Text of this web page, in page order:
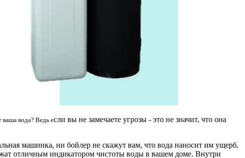
ваша вода? Ведь если вы не замечаете угрозы - это не значит, что она
машинка, ни бойлер не скажут вам, что вода наносит им ущерб.
отличным индикатором чистоты воды в вашем доме. Внутри